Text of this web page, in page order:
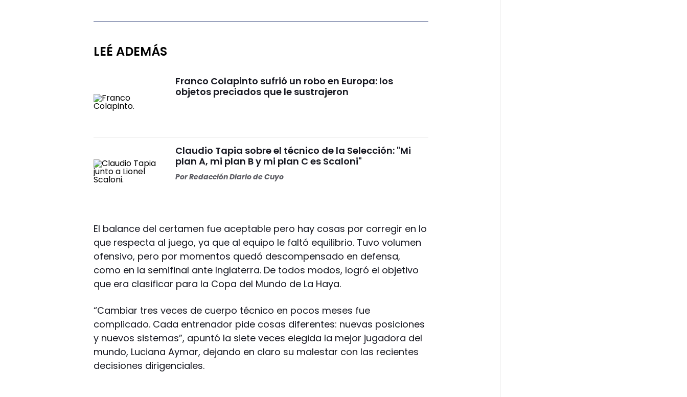
LEÉ ADEMÁS
Franco Colapinto sufrió un robo en Europa: los
objetos preciados que le sustrajeron
Claudio Tapia sobre el técnico de la Selección: "Mi
plan A, mi plan B y mi plan C es Scaloni"
PorRedacción Diario de Cuyo
El balance del certamen fue aceptable pero hay cosas por corregir en lo
que respecta al juego, ya que al equipo le faltó equilibrio. Tuvo volumen
ofensivo, pero por momentos quedó descompensado en defensa,
como en la semifinal ante Inglaterra. De todos modos, logró el objetivo
que era clasificar para la Copa del Mundo de La Haya.
“Cambiar tres veces de cuerpo técnico en pocos meses fue
complicado. Cada entrenador pide cosas diferentes: nuevas posiciones
y nuevos sistemas”, apuntó la siete veces elegida la mejor jugadora del
mundo, Luciana Aymar, dejando en claro su malestar con las recientes
decisiones dirigenciales.